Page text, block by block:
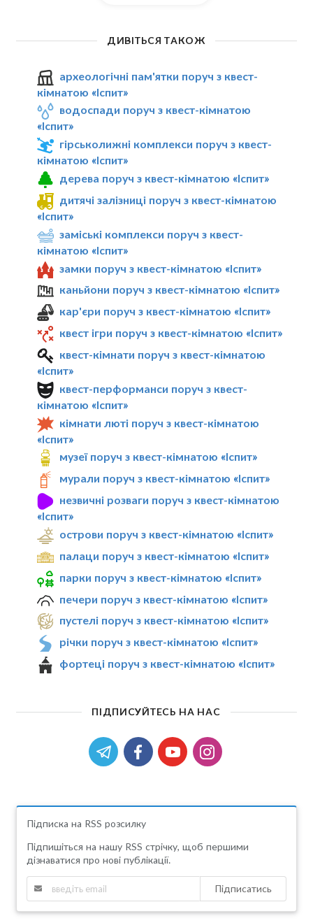
ДИВІТЬСЯ ТАКОЖ
археологічні пам'ятки поруч з квест-
кімнатою «Іспит»
водоспади поруч з квест-кімнатою
«Іспит»
гірськолижні комплекси поруч з квест-
кімнатою «Іспит»
дерева поруч з квест-кімнатою «Іспит»
дитячі залізниці поруч з квест-кімнатою
«Іспит»
заміські комплекси поруч з квест-
кімнатою «Іспит»
замки поруч з квест-кімнатою «Іспит»
каньйони поруч з квест-кімнатою «Іспит»
кар'єри поруч з квест-кімнатою «Іспит»
квест ігри поруч з квест-кімнатою «Іспит»
квест-кімнати поруч з квест-кімнатою
«Іспит»
квест-перформанси поруч з квест-
кімнатою «Іспит»
кімнати люті поруч з квест-кімнатою
«Іспит»
музеї поруч з квест-кімнатою «Іспит»
мурали поруч з квест-кімнатою «Іспит»
незвичні розваги поруч з квест-кімнатою
«Іспит»
острови поруч з квест-кімнатою «Іспит»
палаци поруч з квест-кімнатою «Іспит»
парки поруч з квест-кімнатою «Іспит»
печери поруч з квест-кімнатою «Іспит»
пустелі поруч з квест-кімнатою «Іспит»
річки поруч з квест-кімнатою «Іспит»
фортеці поруч з квест-кімнатою «Іспит»
ПІДПИСУЙТЕСЬ НА НАС
Підписка на RSS розсилку
Підпишіться на нашу RSS стрічку, щоб першими
дізнаватися про нові публікації.
Підписатись